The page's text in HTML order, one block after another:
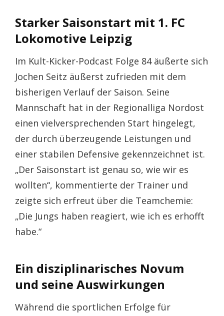
Starker Saisonstart mit 1. FC
Lokomotive Leipzig
Im Kult-Kicker-Podcast Folge 84 äußerte sich
Jochen Seitz äußerst zufrieden mit dem
bisherigen Verlauf der Saison. Seine
Mannschaft hat in der Regionalliga Nordost
einen vielversprechenden Start hingelegt,
der durch überzeugende Leistungen und
einer stabilen Defensive gekennzeichnet ist.
„Der Saisonstart ist genau so, wie wir es
wollten“, kommentierte der Trainer und
zeigte sich erfreut über die Teamchemie:
„Die Jungs haben reagiert, wie ich es erhofft
habe.“
Ein disziplinarisches Novum
und seine Auswirkungen
Während die sportlichen Erfolge für